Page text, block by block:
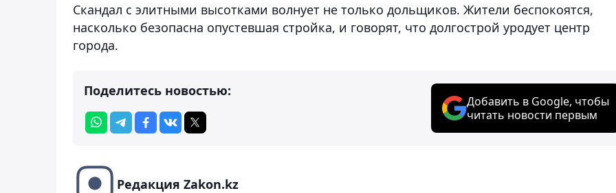
Скандал с элитными высотками волнует не только дольщиков. Жители беспокоятся,
насколько безопасна опустевшая стройка, и говорят, что долгострой уродует центр
города.
Поделитесь новостью:
Добавить в Google, чтобы
читать новости первым
Редакция Zakon.kz